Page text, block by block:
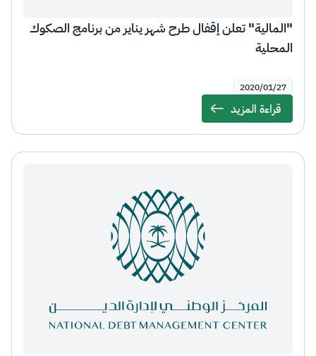
"المالية" تعلن إقفال طرح شهر يناير من برنامج الصكوك
المحلية
2020/01/27
قراءة المزيد
Details